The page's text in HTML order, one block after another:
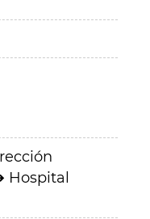
Hospital